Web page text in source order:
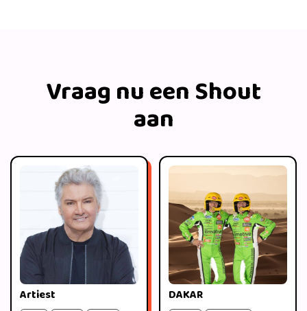
Vraag nu een Shout
aan
Artiest DAKAR